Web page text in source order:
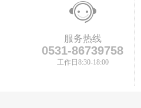
服务热线
0531-86739758
工作日8:30-18:00